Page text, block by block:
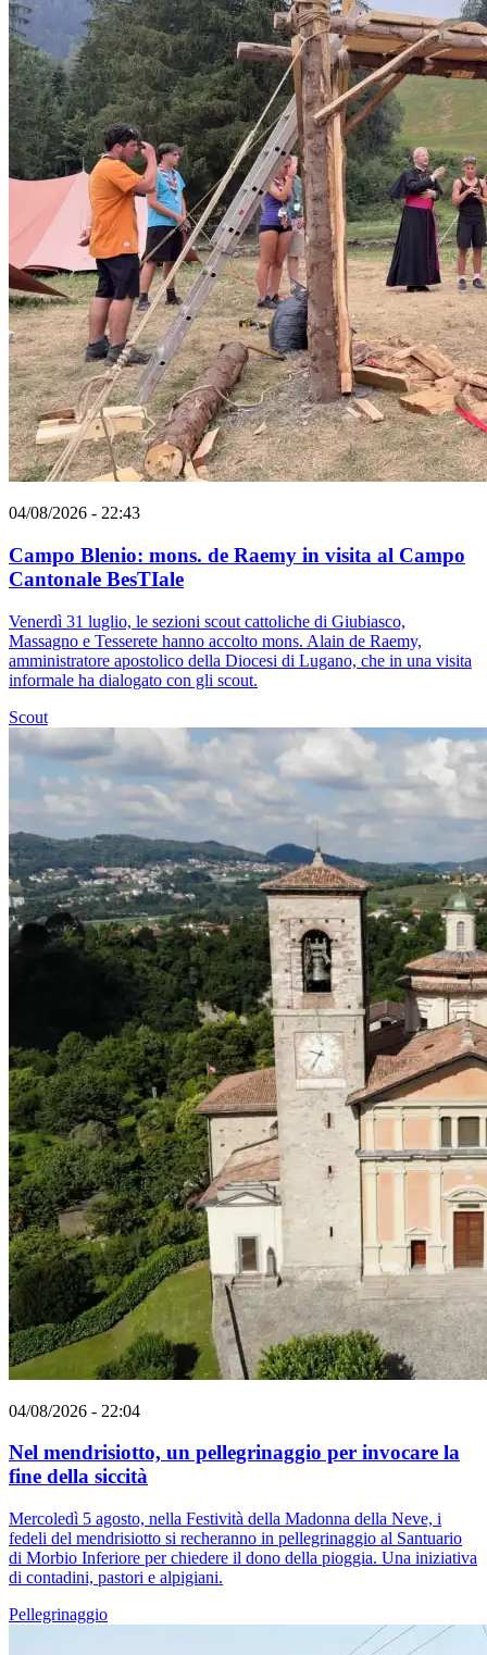
04/08/2026 - 22:43
Campo Blenio: mons. de Raemy in visita al Campo
Cantonale BesTIale
Venerdì 31 luglio, le sezioni scout cattoliche di Giubiasco,
Massagno e Tesserete hanno accolto mons. Alain de Raemy,
amministratore apostolico della Diocesi di Lugano, che in una visita
informale ha dialogato con gli scout.
Scout
04/08/2026 - 22:04
Nel mendrisiotto, un pellegrinaggio per invocare la
fine della siccità
Mercoledì 5 agosto, nella Festività della Madonna della Neve, i
fedeli del mendrisiotto si recheranno in pellegrinaggio al Santuario
di Morbio Inferiore per chiedere il dono della pioggia. Una iniziativa
di contadini, pastori e alpigiani.
Pellegrinaggio